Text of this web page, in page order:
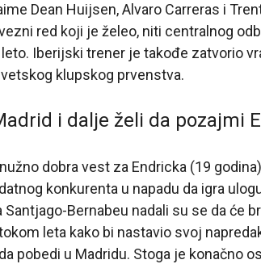
Dean Huijsen, Alvaro Carreras i
red koji je želeo, niti centralnog
Iberijski trener je takođe zatvorio
klupskog prvenstva.
i dalje želi da pozajmi
dobra vest za Endricka (19
konkurenta u napadu da igra
Santjago-Bernabeu nadali su se da će
leta kako bi nastavio svoj
pobedi u Madridu. Stoga je konačno